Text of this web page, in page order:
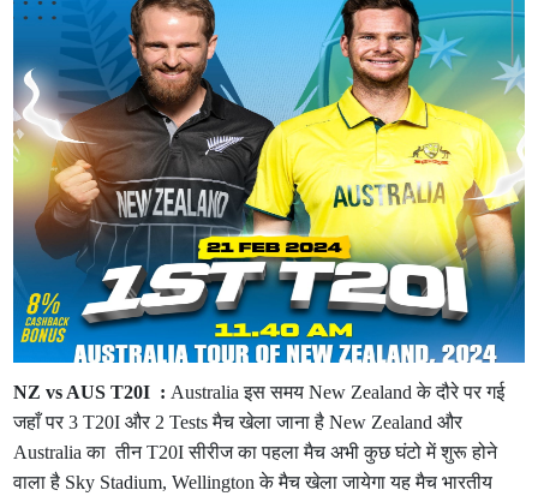
NZ vs AUS T20I : Australia इस समय New Zealand के दौरे पर गई
जहाँ पर 3 T20I और 2 Tests मैच खेला जाना है New Zealand और
Australia का तीन T20I सीरीज का पहला मैच अभी कुछ घंटो में शुरू होने
वाला है Sky Stadium, Wellington के मैच खेला जायेगा यह मैच भारतीय